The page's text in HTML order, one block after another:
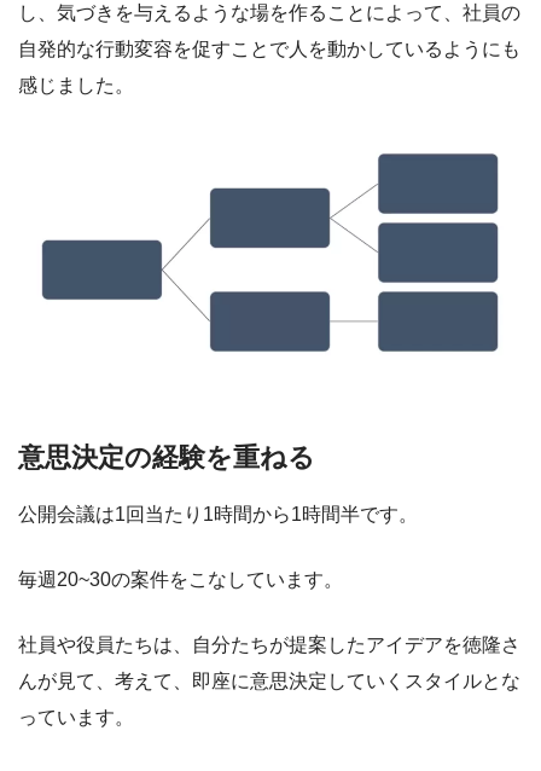
し、気づきを与えるような場を作ることによって、社員の
自発的な行動変容を促すことで人を動かしているようにも
感じました。
意思決定の経験を重ねる
公開会議は1回当たり1時間から1時間半です。
毎週20~30の案件をこなしています。
社員や役員たちは、自分たちが提案したアイデアを徳隆さ
んが見て、考えて、即座に意思決定していくスタイルとな
っています。